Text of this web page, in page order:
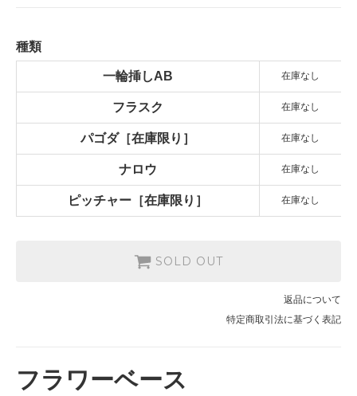
パゴダ［在庫限り］
ナロウ
ピッチャー［在庫限り］
種類
一輪挿しAB 在庫なし
フラスク 在庫なし
パゴダ［在庫限り］ 在庫なし
ナロウ 在庫なし
ピッチャー［在庫限り］ 在庫なし
SOLD OUT
返品について
特定商取引法に基づく表記
フラワーベース